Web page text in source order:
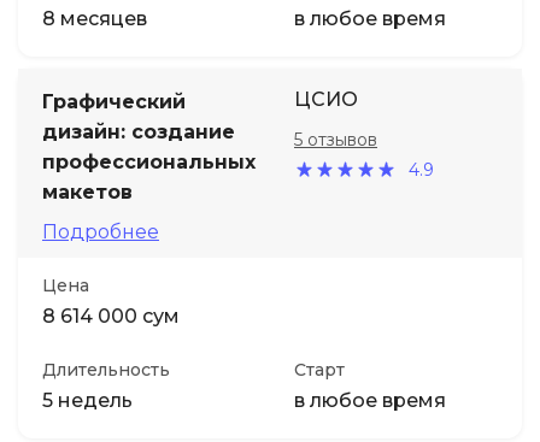
8 месяцев в любое время
Графический
дизайн: создание
профессиональных
макетов
Подробнее
ЦСИО
4.9
5 отзывов
Цена
8 614 000 сум
Длительность
5 недель
Старт
в любое время